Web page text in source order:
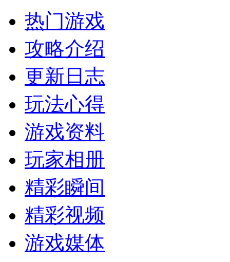
热门游戏
攻略介绍
更新日志
玩法心得
游戏资料
玩家相册
精彩瞬间
精彩视频
游戏媒体